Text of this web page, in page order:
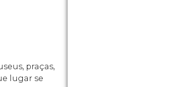
praças,
lugar se